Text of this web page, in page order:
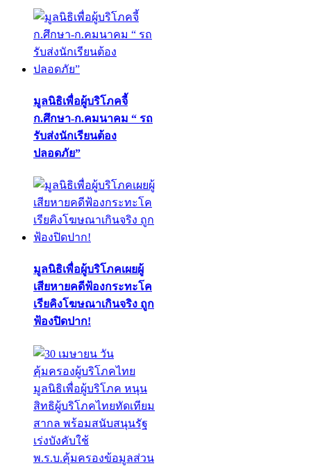
มูลนิธิเพื่อผู้บริโภคจี้
ก.ศึกษา-ก.คมนาคม “ รถ
รับส่งนักเรียนต้อง
ปลอดภัย”
มูลนิธิเพื่อผู้บริโภคเผยผู้
เสียหายคดีฟ้องกระทะโค
เรียคิงโฆษณาเกินจริง ถูก
ฟ้องปิดปาก!